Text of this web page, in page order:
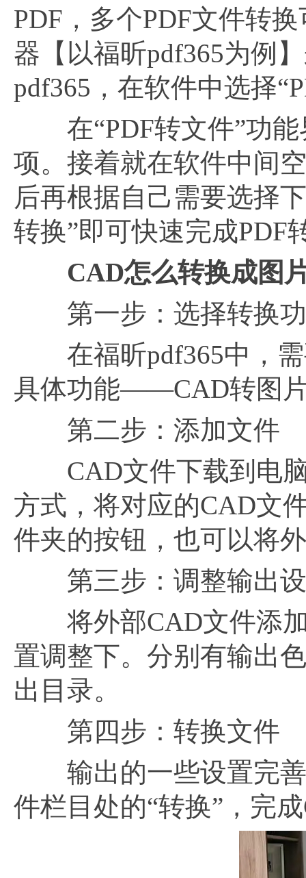
PDF，多个PDF文件转
器【以福昕pdf365为例
pdf365，在软件中选择
在“PDF转文件”功能
项。接着就在软件中间
后再根据自己需要选择
转换”即可快速完成PDF
CAD怎么转换成图
第一步：选择转换
在福昕pdf365中，需
具体功能——CAD转图
第二步：添加文件
CAD文件下载到电脑
方式，将对应的CAD文
件夹的按钮，也可以将
第三步：调整输出
将外部CAD文件添加
置调整下。分别有输出
出目录。
第四步：转换文件
输出的一些设置完善
件栏目处的“转换”，完